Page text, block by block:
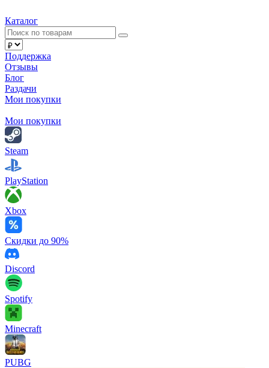
Каталог
Поддержка
Отзывы
Блог
Раздачи
Мои покупки
Мои покупки
Steam
PlayStation
Xbox
Скидки до 90%
Discord
Spotify
Minecraft
PUBG